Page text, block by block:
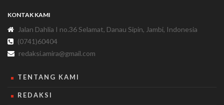
KONTAK KAMI
Jalan Dahlia I no.36 Selamat, Danau Sipin, Jambi, Indonesia
(0741)60404
redaksi.amira@gmail.com
TENTANG KAMI
REDAKSI